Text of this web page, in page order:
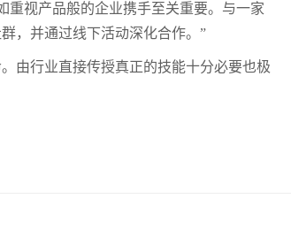
重视产品般的企业携手至关重要。与一家
，并通过线下活动深化合作。”
由行业直接传授真正的技能十分必要也极